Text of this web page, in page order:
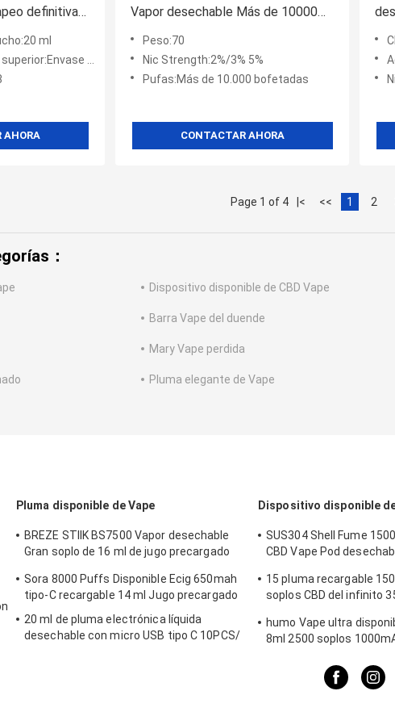
definitiva
ml
de malla
AHORA
Vapor desechable Más de 10000
puffs Carga de tipo C y larga
duración
Peso:70
Nic Strength:2%/3% 5%
Pufas:Más de 10.000 bofetadas
CONTACTAR AHORA
Page 1 of 4 |< << 1 2
：
Dispositivo disponible de CBD Vape
Barra Vape del duende
Mary Vape perdida
Pluma elegante de Vape
Pluma disponible de Vape
BREZE STIIK BS7500 Vapor desechable
Gran soplo de 16 ml de jugo precargado
Sora 8000 Puffs Disponible Ecig 650mah
tipo-C recargable 14 ml Jugo precargado
20 ml de pluma electrónica líquida
desechable con micro USB tipo C 10PCS/
Dispositivo disponible
SUS304 Shell Fume
CBD Vape Pod
15 pluma recargable
soplos CBD del infinito
humo Vape ultra
8ml 2500 soplos